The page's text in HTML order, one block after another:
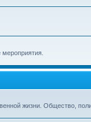
мероприятия.
жизни. Общество,